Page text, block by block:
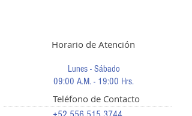
Horario de Atención
Lunes - Sábado
09:00 A.M. - 19:00 Hrs.
Teléfono de Contacto